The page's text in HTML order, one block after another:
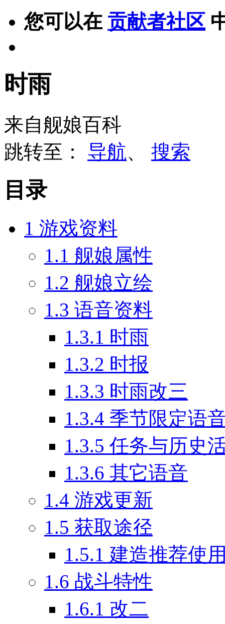
您可以在 贡献者社区
时雨
来自舰娘百科
跳转至： 导航、 搜索
目录
1 游戏资料
1.1 舰娘属性
1.2 舰娘立绘
1.3 语音资料
1.3.1 时雨
1.3.2 时报
1.3.3 时雨改三
1.3.4 季节限定语
1.3.5 任务与历史
1.3.6 其它语音
1.4 游戏更新
1.5 获取途径
1.5.1 建造推荐使
1.6 战斗特性
1.6.1 改二